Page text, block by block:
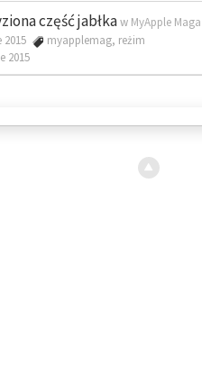
część jabłkaw MyApple
myapplemag, reżim
2015